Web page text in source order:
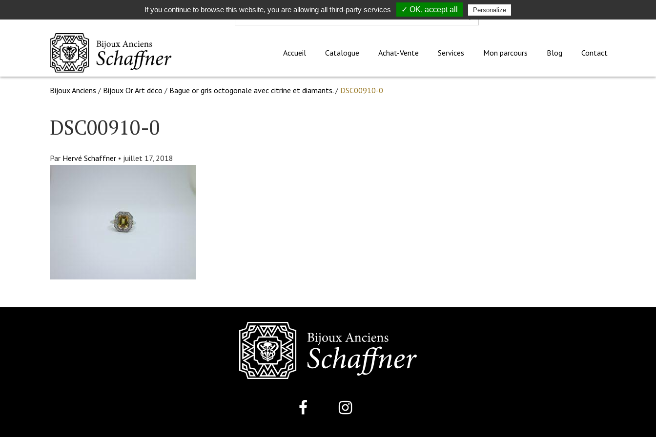
Rechercher
Accueil Catalogue Achat-Vente Services Mon parcours Blog Contact
Bijoux Anciens / Bijoux Or Art déco / Bague or gris octogonale avec citrine et diamants. / DSC00910-0
DSC00910-0
Par Hervé Schaffner • juillet 17, 2018
If you continue to browse this website, you are allowing all third-party services ✓ OK, accept all Personalize